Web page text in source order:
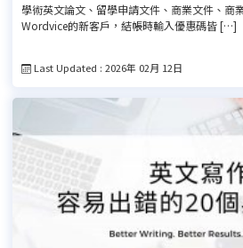
學術英文論文、留學申請文件、商業文件、商
Wordvice的新客戶，結帳時輸入優惠碼皆 […]
Last Updated : 2026年 02月 12日